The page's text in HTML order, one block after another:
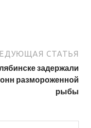
СТАТЬЯ
задержали
размороженной
рыбы